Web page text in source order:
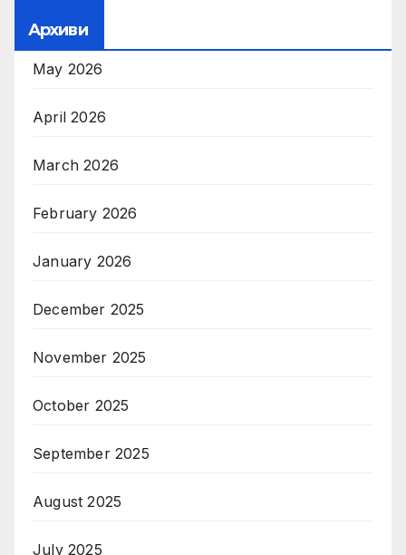
Архиви
May 2026
April 2026
March 2026
February 2026
January 2026
December 2025
November 2025
October 2025
September 2025
August 2025
July 2025